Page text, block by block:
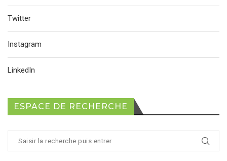
ESPACE DE RECHERCHE
Twitter
Instagram
LinkedIn